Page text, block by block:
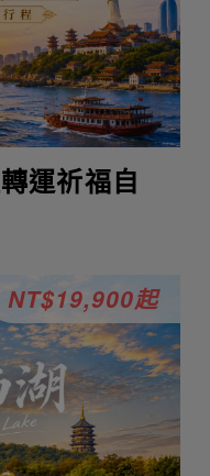
運祈福自
NT$19,900起